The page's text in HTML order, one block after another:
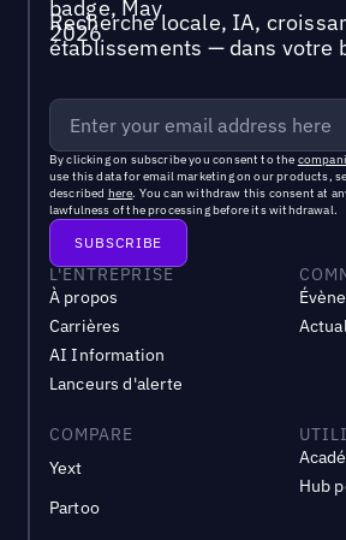
Recherche locale, IA,
établissements — dans votre
By clicking on subscribe you consent to the
use this data for email marketing on our products,
described here. You can withdraw this consent at
lawfulness of the processing before its withdrawal.
L'ENTREPRISE
À propos
Carrières
AI Information
Lanceurs d'alerte
COMPARE
Yext
Partoo
Hub